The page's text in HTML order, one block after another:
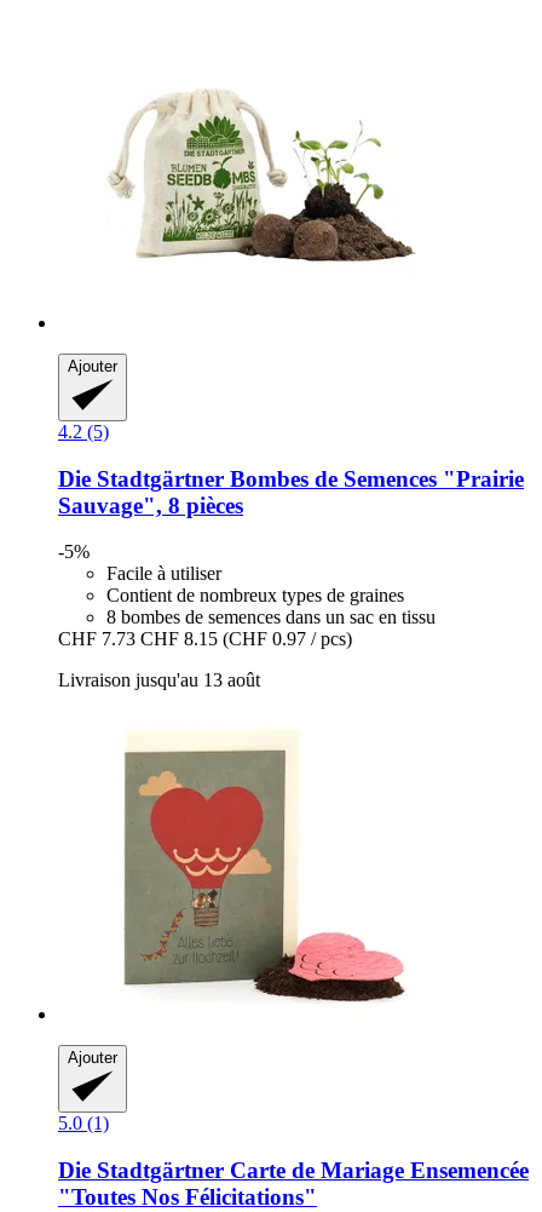
Ajouter
4.2 (5)
Die Stadtgärtner Bombes de Semences "Prairie
Sauvage", 8 pièces
-5%
Facile à utiliser
Contient de nombreux types de graines
8 bombes de semences dans un sac en tissu
CHF 7.73 CHF 8.15 (CHF 0.97 / pcs)
Livraison jusqu'au 13 août
Ajouter
5.0 (1)
Die Stadtgärtner Carte de Mariage Ensemencée
"Toutes Nos Félicitations"